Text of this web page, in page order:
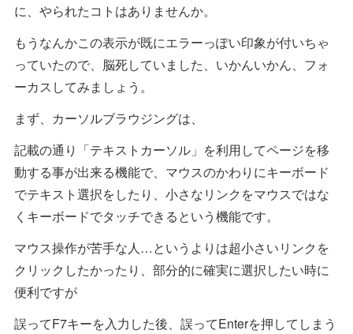
に、やられたコトはありませんか。
もうなんかこの表示が既にエラーっぽい印象が付いちゃ
っていたので、脳死していました、いかんいかん、フォ
ーカスしてみましょう。
まず、カーソルブラウジングは、
記載の通り「テキストカーソル」を利用してページを移
動する事が出来る機能で、マウスのかわりにキーボード
でテキスト選択をしたり、小さなリンクをマウスではな
くキーボードでタッチできるという機能です。
マウス操作が苦手な人…というよりは超小さいリンクを
クリックしたかったり、部分的に確実に選択したい時に
便利ですが
誤ってF7キーを入力した後、誤ってEnterを押してしまう